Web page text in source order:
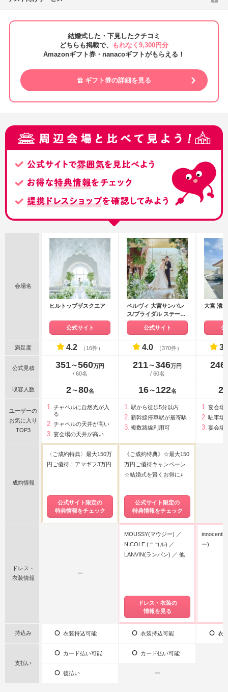
結婚式した・下見したクチコミ
どちらも掲載で、
もれなく9,300円分
Amazonギフト券・nanacoギフトがもらえる！
ギフト券の詳細を見る
会場名
ヒルトップザスクエア
公式サイト
ベルヴィ 大宮サンパレ
ス/ブライダル ステージ
グランツ(GLANZ)
公式サイト
大宮 清
公
満足度 4.2 （16件） 4.0 （370件）
公式見積 351〜560万円
/ 60名
211〜346万円
/ 60名
246
収容人数 2 〜 80名 16 〜 122名 2
ユーザーの
お気に入り
TOP3
チャペルに自然光が入
る
チャペルの天井が高い
宴会場の天井が高い
駅から徒歩5分以内
新幹線停車駅が最寄駅
複数路線利用可
宴会場
駐車場
宴会場
成約情報
〈ご成約特典〉最大150万
円ご優待！アマギフ3万円
公式サイト限定の
特典情報をチェック
《ご成約特典》☆最大150
万円ご優待キャンペーン
☆結婚式を賢くお得に♪
公式サイト限定の
特典情報をチェック
ドレス・
衣装情報
ー
MOUSSY(マウジー)
NICOLE (ニコル)
LANVIN(ランバン)
他
ドレス・衣装の
情報を見る
ー)
持込み 衣装持込可能 衣装持込可能 衣
支払い
カード払い可能 カード払い可能
後払い ー